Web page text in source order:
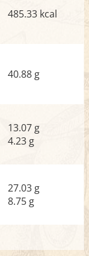
485.33 kcal
40.88 g
13.07 g
4.23 g
27.03 g
8.75 g